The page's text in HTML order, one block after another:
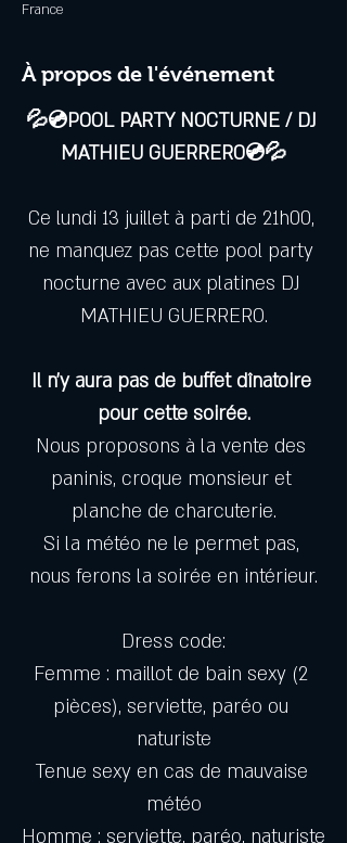
France
À propos de l'événement
💦💿POOL PARTY NOCTURNE / DJ
MATHIEU GUERRERO💿💦
Ce lundi 13 juillet à parti de 21h00,
ne manquez pas cette pool party
nocturne avec aux platines DJ
MATHIEU GUERRERO.
Il n’y aura pas de buffet dînatoire
pour cette soirée.
Nous proposons à la vente des
paninis, croque monsieur et
planche de charcuterie.
Si la météo ne le permet pas,
nous ferons la soirée en intérieur.
Dress code:
Femme : maillot de bain sexy (2
pièces), serviette, paréo ou
naturiste
Tenue sexy en cas de mauvaise
météo
Homme : serviette, paréo, naturiste